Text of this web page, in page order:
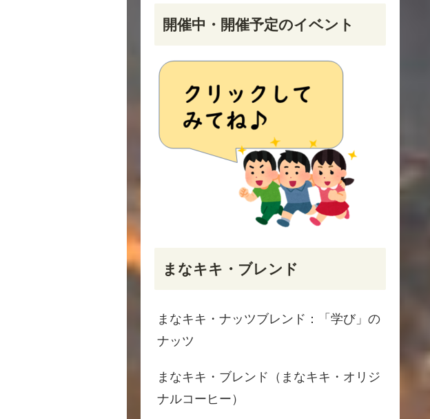
開催中・開催予定のイベント
まなキキ・ブレンド
まなキキ・ナッツブレンド：「学び」の
ナッツ
まなキキ・ブレンド（まなキキ・オリジ
ナルコーヒー）